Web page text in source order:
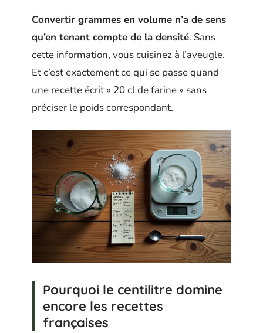
Convertir grammes en volume n’a de sens
qu’en tenant compte de la densité. Sans
cette information, vous cuisinez à l’aveugle.
Et c’est exactement ce qui se passe quand
une recette écrit « 20 cl de farine » sans
préciser le poids correspondant.
Pourquoi le centilitre domine
encore les recettes
françaises